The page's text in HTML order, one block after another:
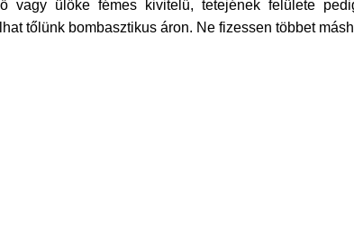
ülőke fémes kivitelű, tetejének felülete
tőlünk bombasztikus áron. Ne fizessen többet